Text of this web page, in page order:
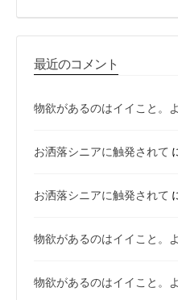
最近のコメント
物欲があるのはイイこと。
お洒落シニアに触発されて
お洒落シニアに触発されて
物欲があるのはイイこと。
物欲があるのはイイこと。